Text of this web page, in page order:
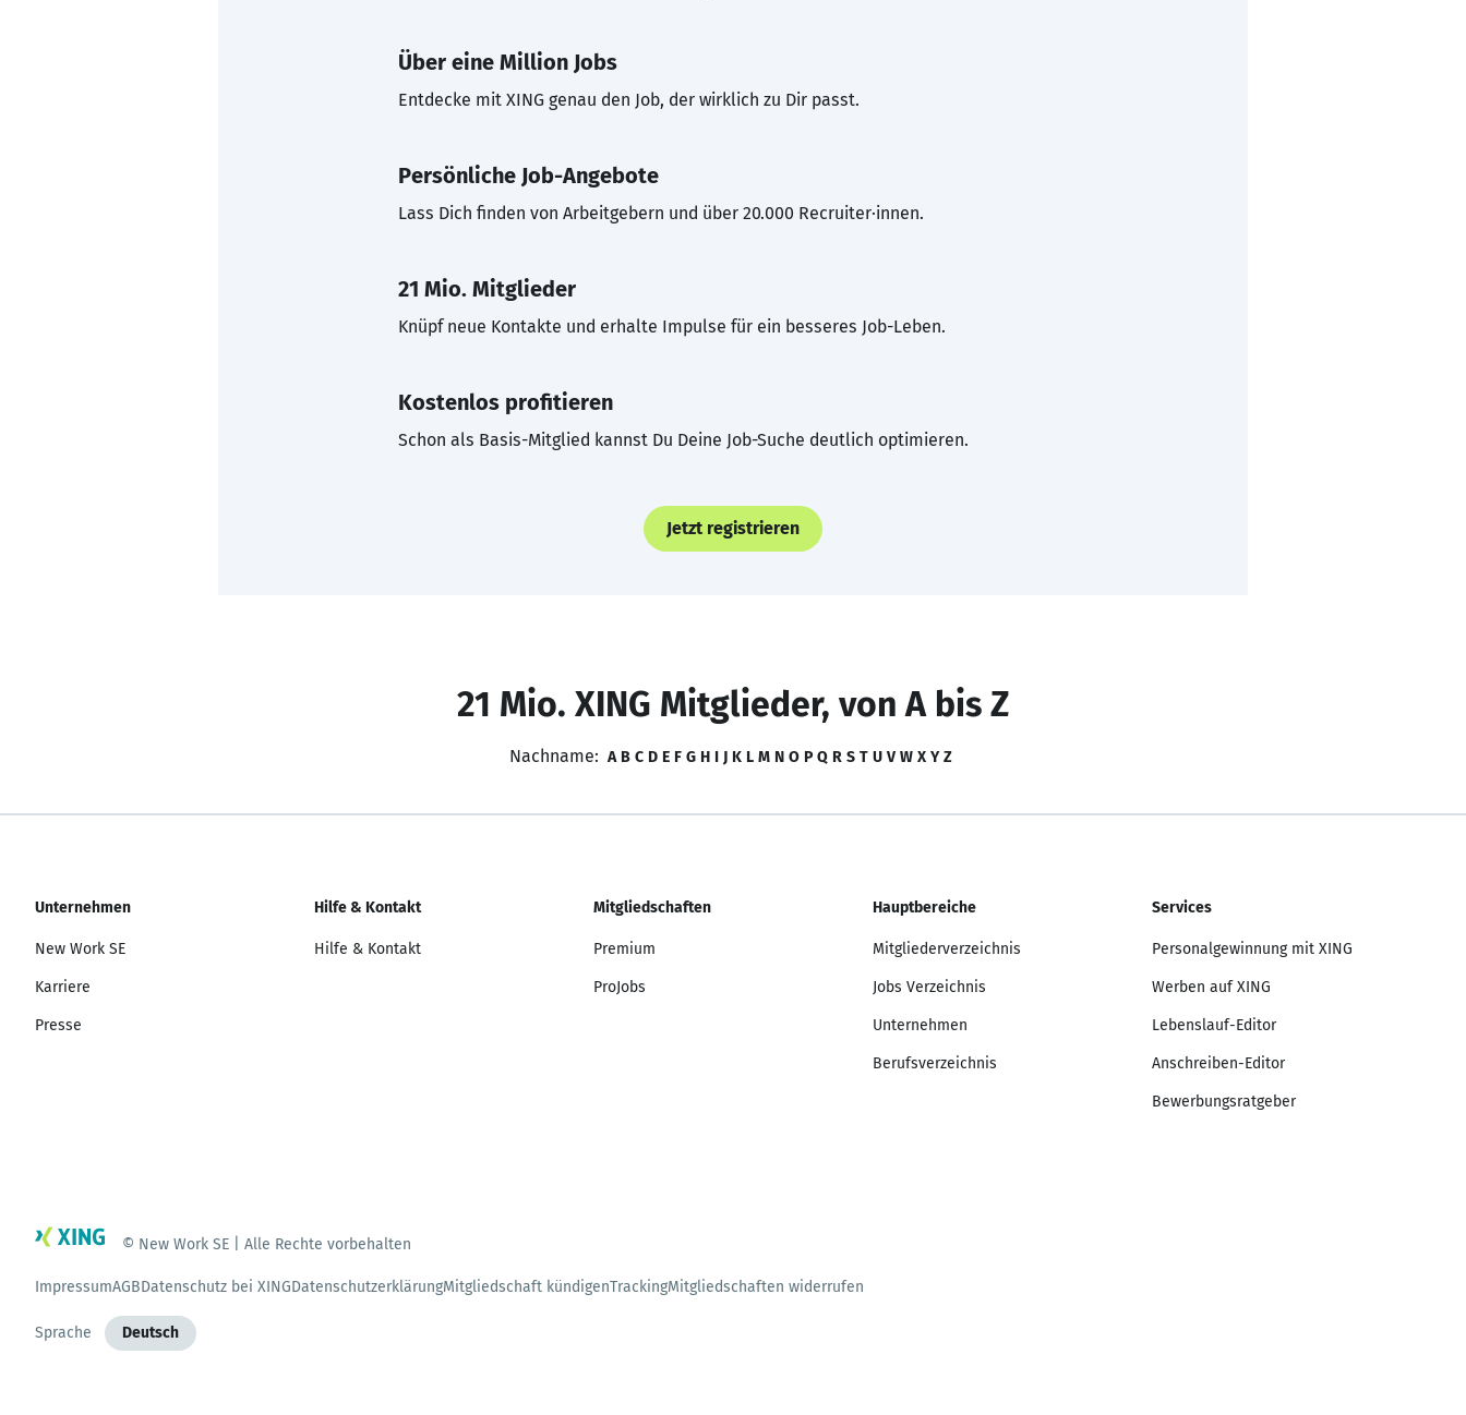
Über eine Million Jobs
Entdecke mit XING genau den Job, der wirklich zu Dir passt.
Persönliche Job-Angebote
Lass Dich finden von Arbeitgebern und über 20.000 Recruiter·innen.
21 Mio. Mitglieder
Knüpf neue Kontakte und erhalte Impulse für ein besseres Job-Leben.
Kostenlos profitieren
Schon als Basis-Mitglied kannst Du Deine Job-Suche deutlich optimieren.
Jetzt registrieren
21 Mio. XING Mitglieder, von A bis Z
Nachname: A B C D E F G H I J K L M N O P Q R S T U V W X Y Z
Unternehmen
New Work SE
Karriere
Presse
Hilfe & Kontakt
Hilfe & Kontakt
Mitgliedschaften
Premium
ProJobs
Hauptbereiche
Mitgliederverzeichnis
Jobs Verzeichnis
Unternehmen
Berufsverzeichnis
Services
Personalgewinnung mit XING
Werben auf XING
Lebenslauf-Editor
Anschreiben-Editor
Bewerbungsratgeber
© New Work SE | Alle Rechte vorbehalten
ImpressumAGBDatenschutz bei XINGDatenschutzerklärungMitgliedschaft kündigenTrackingMitgliedschaften widerrufen
Sprache Deutsch